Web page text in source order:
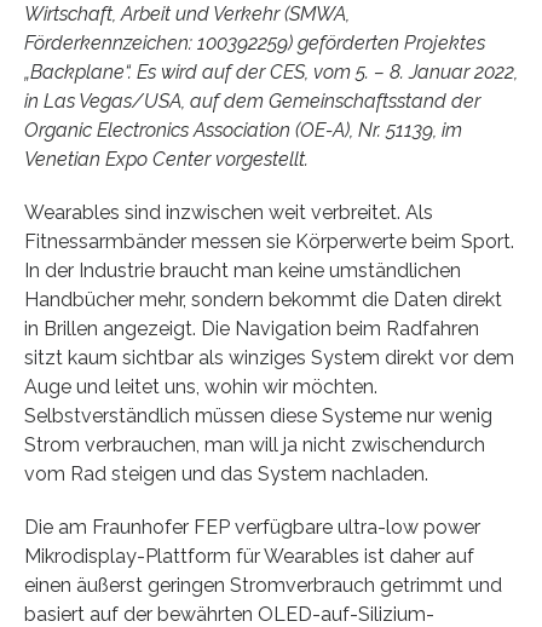
Wirtschaft, Arbeit und Verkehr (SMWA,
Förderkennzeichen: 100392259) geförderten Projektes
„Backplane“. Es wird auf der CES, vom 5. – 8. Januar 2022,
in Las Vegas/USA, auf dem Gemeinschaftsstand der
Organic Electronics Association (OE-A), Nr. 51139, im
Venetian Expo Center vorgestellt.
Wearables sind inzwischen weit verbreitet. Als
Fitnessarmbänder messen sie Körperwerte beim Sport.
In der Industrie braucht man keine umständlichen
Handbücher mehr, sondern bekommt die Daten direkt
in Brillen angezeigt. Die Navigation beim Radfahren
sitzt kaum sichtbar als winziges System direkt vor dem
Auge und leitet uns, wohin wir möchten.
Selbstverständlich müssen diese Systeme nur wenig
Strom verbrauchen, man will ja nicht zwischendurch
vom Rad steigen und das System nachladen.
Die am Fraunhofer FEP verfügbare ultra-low power
Mikrodisplay-Plattform für Wearables ist daher auf
einen äußerst geringen Stromverbrauch getrimmt und
basiert auf der bewährten OLED-auf-Silizium-